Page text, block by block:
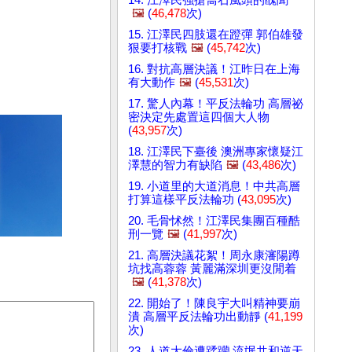
🖼️ (46,478次)
15. 江澤民四肢還在蹬彈 郭伯雄發
狠要打核戰 🖼️ (45,742次)
16. 對抗高層決議！江昨日在上海
有大動作 🖼️ (45,531次)
17. 驚人內幕！平反法輪功 高層祕
密決定先處置這四個大人物
(43,957次)
18. 江澤民下臺後 澳洲專家懷疑江
澤慧的智力有缺陷 🖼️ (43,486次)
19. 小道里的大道消息！中共高層
打算這樣平反法輪功 (43,095次)
20. 毛骨怵然！江澤民集團百種酷
刑一覽 🖼️ (41,997次)
21. 高層決議花絮！周永康瀋陽蹲
坑找高蓉蓉 黃麗滿深圳更沒閒着
🖼️ (41,378次)
22. 開始了！陳良宇大叫精神要崩
潰 高層平反法輪功出動靜 (41,199
次)